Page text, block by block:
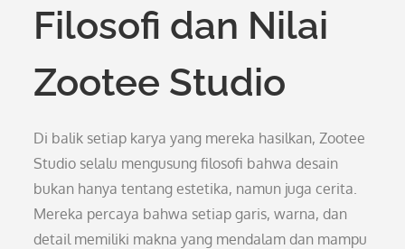
Filosofi dan Nilai
Zootee Studio
Di balik setiap karya yang mereka hasilkan, Zootee
Studio selalu mengusung filosofi bahwa desain
bukan hanya tentang estetika, namun juga cerita.
Mereka percaya bahwa setiap garis, warna, dan
detail memiliki makna yang mendalam dan mampu